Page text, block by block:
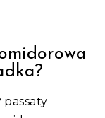
passaty